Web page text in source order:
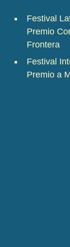
Festival
Premio
Frontera
Festival
Premio a